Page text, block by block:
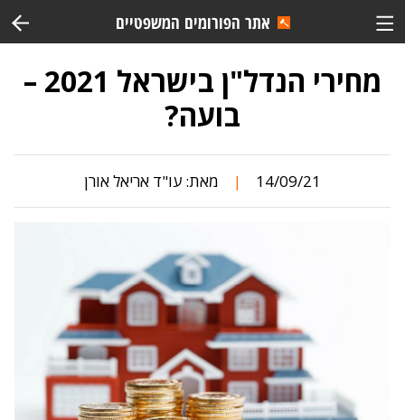
אתר הפורומים המשפטיים
מחירי הנדל"ן בישראל 2021 –
בועה?
14/09/21
| מאת: עו"ד אריאל אורן